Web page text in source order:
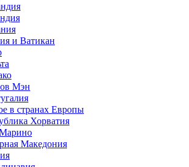
и Ватикан
Мэн
в странах Европы
Хорватия
Македония